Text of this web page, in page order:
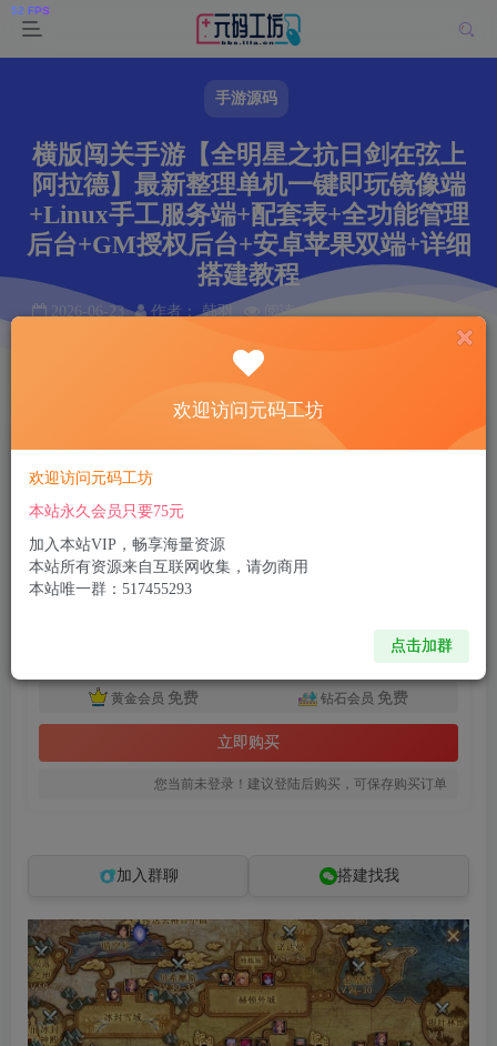
手游源码
横版闯关手游【全明星之抗日剑在弦上
阿拉德】最新整理单机一键即玩镜像端
+Linux手工服务端+配套表+全功能管理
后台+GM授权后台+安卓苹果双端+详细
搭建教程
2026-06-23 作者： 韩羽
韩羽
1个月前更新
此内容为付费资源，请付费后查看
黄金会员 免费 钻石会员 免费
立即购买
您当前未登录！建议登陆后购买，可保存购买订单
付费资源
加入群聊 搭建找我
欢迎访问元码工坊
欢迎访问元码工坊
本站永久会员只要75元
加入本站VIP，畅享海量资源
本站所有资源来自互联网收集，请勿商用
本站唯一群：517455293
点击加群